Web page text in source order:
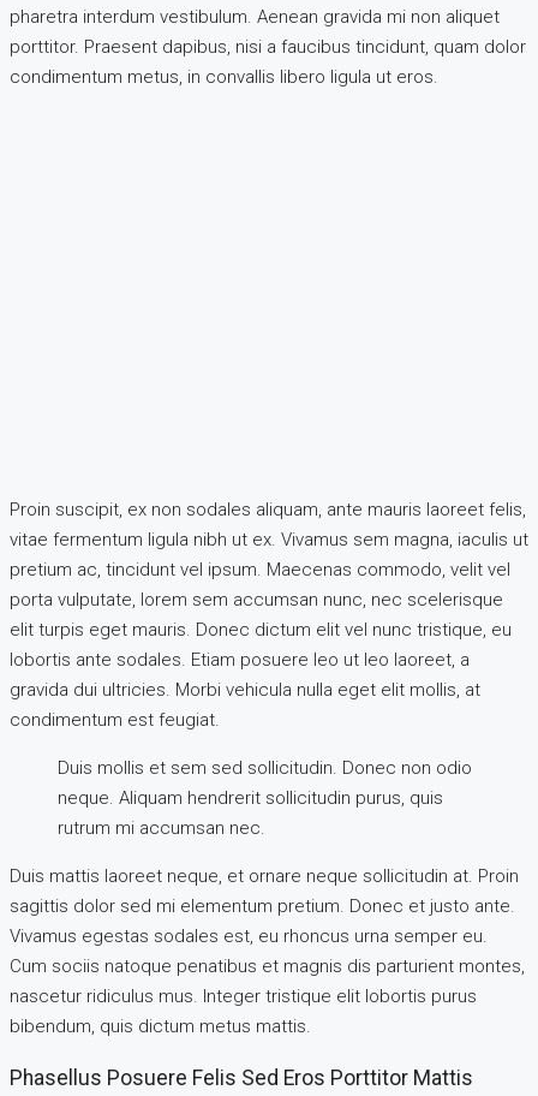
pharetra interdum vestibulum. Aenean gravida mi non aliquet
porttitor. Praesent dapibus, nisi a faucibus tincidunt, quam dolor
condimentum metus, in convallis libero ligula ut eros.
Proin suscipit, ex non sodales aliquam, ante mauris laoreet felis,
vitae fermentum ligula nibh ut ex. Vivamus sem magna, iaculis ut
pretium ac, tincidunt vel ipsum. Maecenas commodo, velit vel
porta vulputate, lorem sem accumsan nunc, nec scelerisque
elit turpis eget mauris. Donec dictum elit vel nunc tristique, eu
lobortis ante sodales. Etiam posuere leo ut leo laoreet, a
gravida dui ultricies. Morbi vehicula nulla eget elit mollis, at
condimentum est feugiat.
Duis mollis et sem sed sollicitudin. Donec non odio
neque. Aliquam hendrerit sollicitudin purus, quis
rutrum mi accumsan nec.
Duis mattis laoreet neque, et ornare neque sollicitudin at. Proin
sagittis dolor sed mi elementum pretium. Donec et justo ante.
Vivamus egestas sodales est, eu rhoncus urna semper eu.
Cum sociis natoque penatibus et magnis dis parturient montes,
nascetur ridiculus mus. Integer tristique elit lobortis purus
bibendum, quis dictum metus mattis.
Phasellus Posuere Felis Sed Eros Porttitor Mattis